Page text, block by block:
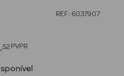
REF: 6037907
reduced from
52 PVPR